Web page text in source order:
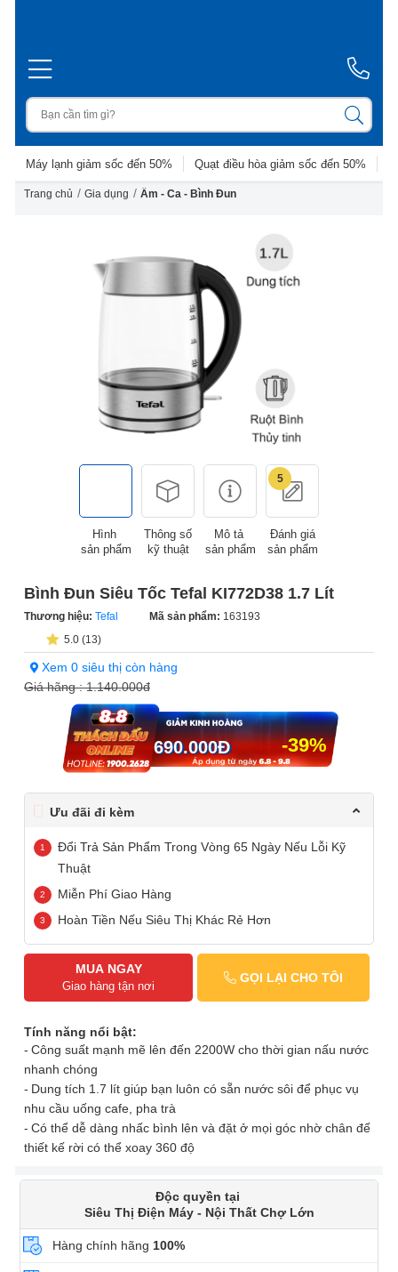
Máy lạnh giảm sốc đến 50% Quạt điều hòa giảm sốc đến 50%
Trang chủ / Gia dụng / Ấm - Ca - Bình Đun
Hình
sản phẩm
Thông số
kỹ thuật
Mô tả
sản phẩm
5
Đánh giá
sản phẩm
Bình Đun Siêu Tốc Tefal KI772D38 1.7 Lít
Thương hiệu: Tefal Mã sản phẩm: 163193
5.0 (13)
Xem 0 siêu thị còn hàng
Giá hãng :1.140.000đ
-39%
690.000Đ
Ưu đãi đi kèm
Đổi Trả Sản Phẩm Trong Vòng 65 Ngày Nếu Lỗi Kỹ
Thuật
Miễn Phí Giao Hàng
Hoàn Tiền Nếu Siêu Thị Khác Rẻ Hơn
MUA NGAY
Giao hàng tận nơi
GỌI LẠI CHO TÔI
Tính năng nổi bật:
Công suất mạnh mẽ lên đến 2200W cho thời gian nấu nước
nhanh chóng
Dung tích 1.7 lít giúp bạn luôn có sẵn nước sôi để phục vụ
nhu cầu uống cafe, pha trà
Có thể dễ dàng nhấc bình lên và đặt ở mọi góc nhờ chân đế
thiết kế rời có thể xoay 360 độ
Độc quyền tại
Siêu Thị Điện Máy - Nội Thất Chợ Lớn
Hàng chính hãng 100%